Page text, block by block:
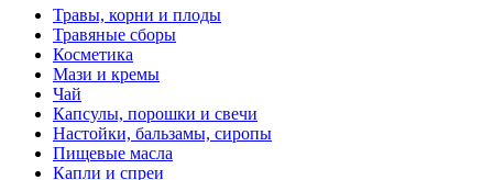
ЛТЗ
Травы, корни и плоды
Травяные сборы
Косметика
Мази и кремы
Чай
Капсулы, порошки и свечи
Настойки, бальзамы, сиропы
Пищевые масла
Капли и спреи